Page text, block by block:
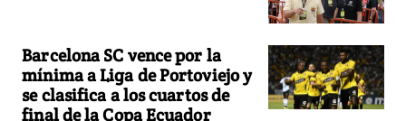
Barcelona SC vence por la
mínima a Liga de Portoviejo y
se clasifica a los cuartos de
final de la Copa Ecuador